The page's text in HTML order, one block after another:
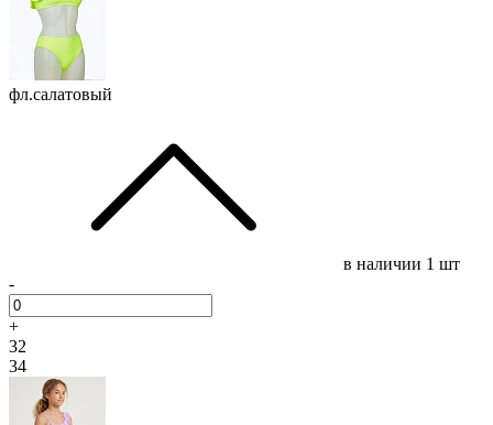
фл.салатовый
в наличии 1 шт
-
+
32
34